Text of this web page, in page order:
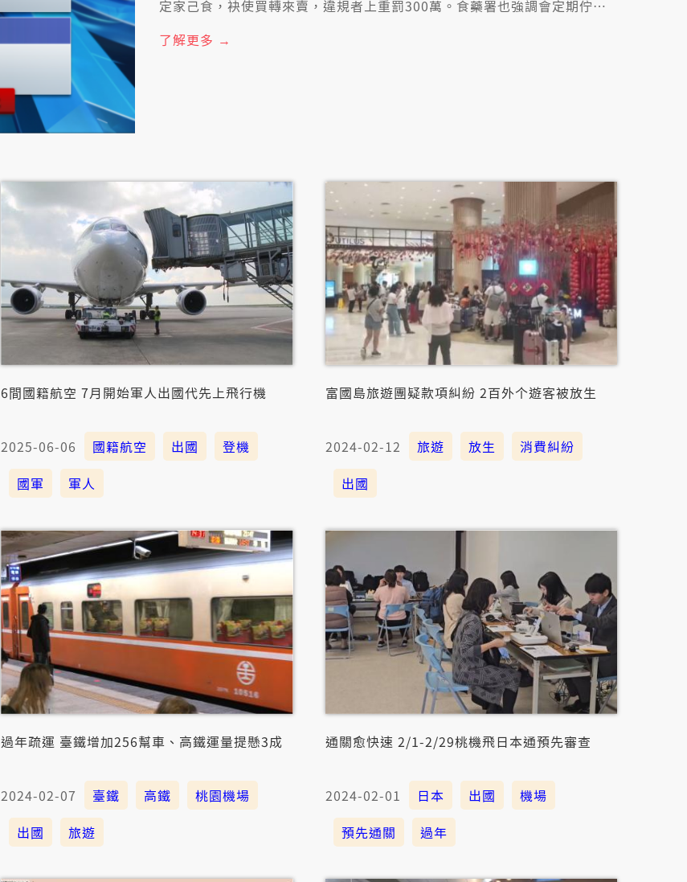
定家己食，袂使買轉來賣，違規者上重罰300萬。食藥署也強調會定期佇網
了解更多 →
6間國籍航空 7月開始軍人出國代先上飛行機
2025-06-06 國籍航空 出國
登機
國軍
軍人
富國島旅遊團疑款項糾紛 2百外个遊客被放生
2024-02-12 旅遊 放生
消費糾紛
出國
過年疏運 臺鐵增加256幫車、高鐵運量提懸3成
2024-02-07 臺鐵 高鐵
桃園機場
出國
旅遊
通關愈快速 2/1-2/29桃機飛日本通預先審查
2024-02-01 日本 出國
機場
預先通關
過年